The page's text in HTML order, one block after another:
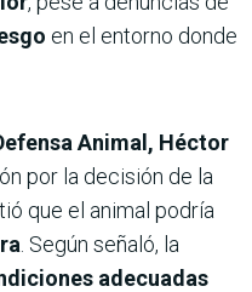
en el entorno donde
Animal, Héctor
por la decisión de la
que el animal podría
. Según señaló, la
adecuadas